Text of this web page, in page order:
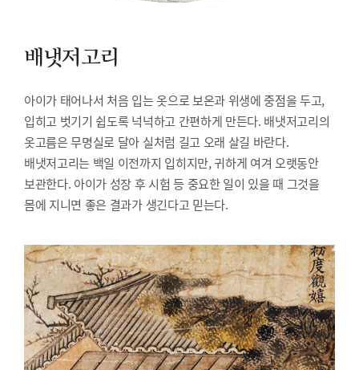
배냇저고리
아이가 태어나서 처음 입는 옷으로 보온과 위생에 중점을 두고,
입히고 벗기기 쉽도록 넉넉하고 간편하게 만든다. 배냇저고리의
옷고름은 무명실로 달아 실처럼 길고 오래 살길 바란다.
배냇저고리는 백일 이전까지 입히지만, 귀하게 여겨 오랫동안
보관한다. 아이가 성장 후 시험 등 중요한 일이 있을 때 그것을
몸에 지니면 좋은 결과가 생긴다고 믿는다.